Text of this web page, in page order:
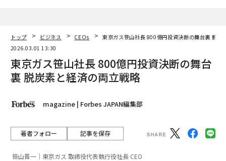
トップ ビジネス CEOs
東京ガス笹山社長 800億円投資決断の舞台裏 脱炭
2026.03.01 13:30
東京ガス笹山社長 800億円投資決断の舞台
裏 脱炭素と経済の両立戦略
magazine | Forbes JAPAN編集部
著者フォロー 記事を保存
笹山晋一｜東京ガス 取締役代表執行役社長 CEO